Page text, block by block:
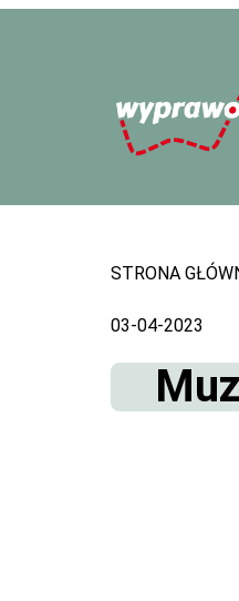
STRONA
03-04-2023